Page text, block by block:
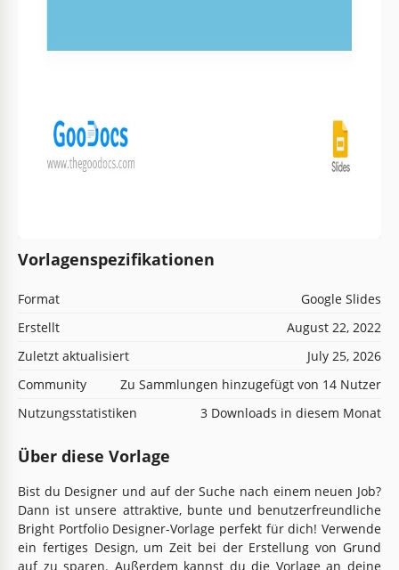
Vorlagenspezifikationen
Format
Google Slides
Erstellt
August 22, 2022
Zuletzt aktualisiert
July 25, 2026
Community
Zu Sammlungen hinzugefügt von 14 Nutzer
Nutzungsstatistiken
3 Downloads in diesem Monat
Über diese Vorlage
Bist du Designer und auf der Suche nach einem neuen Job?
Dann ist unsere attraktive, bunte und benutzerfreundliche
Bright Portfolio Designer-Vorlage perfekt für dich! Verwende
ein fertiges Design, um Zeit bei der Erstellung von Grund
auf zu sparen. Außerdem kannst du die Vorlage an deine